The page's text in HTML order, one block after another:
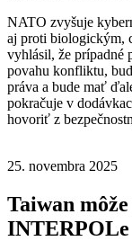
NATO zvyšuje
aj proti biologickým,
vyhlásil, že prípadné
povahu konfliktu,
práva a bude mať
pokračuje v
hovoriť z
25. novembra 2025
Taiwan
INTERPOLe